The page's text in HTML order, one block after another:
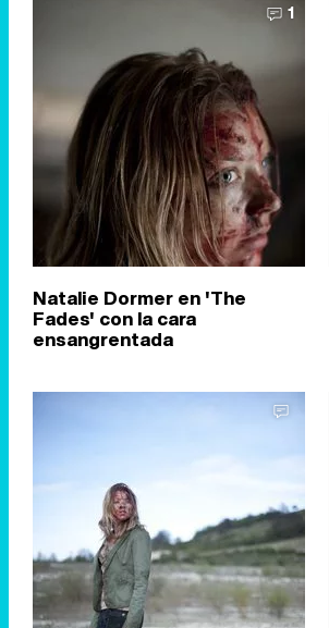
1
Natalie Dormer en 'The
Fades' con la cara
ensangrentada